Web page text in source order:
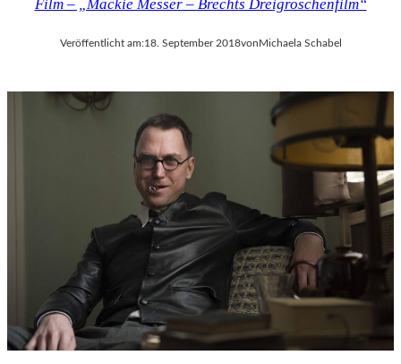
Film – „Mackie Messer – Brechts Dreigroschenfilm“
Veröffentlicht am:18. September 2018vonMichaela Schabel